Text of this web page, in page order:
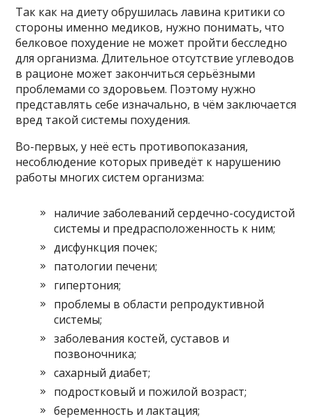
Так как на диету обрушилась лавина критики со
стороны именно медиков, нужно понимать, что
белковое похудение не может пройти бесследно
для организма. Длительное отсутствие углеводов
в рационе может закончиться серьёзными
проблемами со здоровьем. Поэтому нужно
представлять себе изначально, в чём заключается
вред такой системы похудения.
Во-первых, у неё есть противопоказания,
несоблюдение которых приведёт к нарушению
работы многих систем организма:
наличие заболеваний сердечно-сосудистой
системы и предрасположенность к ним;
дисфункция почек;
патологии печени;
гипертония;
проблемы в области репродуктивной
системы;
заболевания костей, суставов и
позвоночника;
сахарный диабет;
подростковый и пожилой возраст;
беременность и лактация;